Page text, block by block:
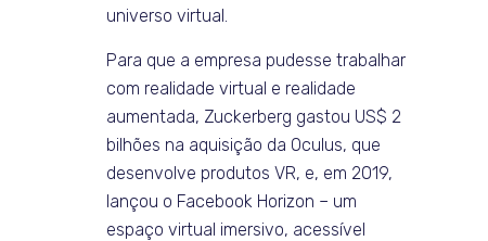
universo virtual.
Para que a empresa pudesse trabalhar
com realidade virtual e realidade
aumentada, Zuckerberg gastou US$ 2
bilhões na aquisição da Oculus, que
desenvolve produtos VR, e, em 2019,
lançou o Facebook Horizon – um
espaço virtual imersivo, acessível